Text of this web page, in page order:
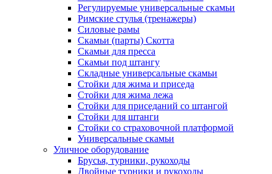
Регулируемые универсальные скамьи
Римские стулья (тренажеры)
Силовые рамы
Скамьи (парты) Скотта
Скамьи для пресса
Скамьи под штангу
Складные универсальные скамьи
Стойки для жима и приседа
Стойки для жима лежа
Стойки для приседаний со штангой
Стойки для штанги
Стойки со страховочной платформой
Универсальные скамьи
Уличное оборудование
Брусья, турники, рукоходы
Двойные турники и рукоходы